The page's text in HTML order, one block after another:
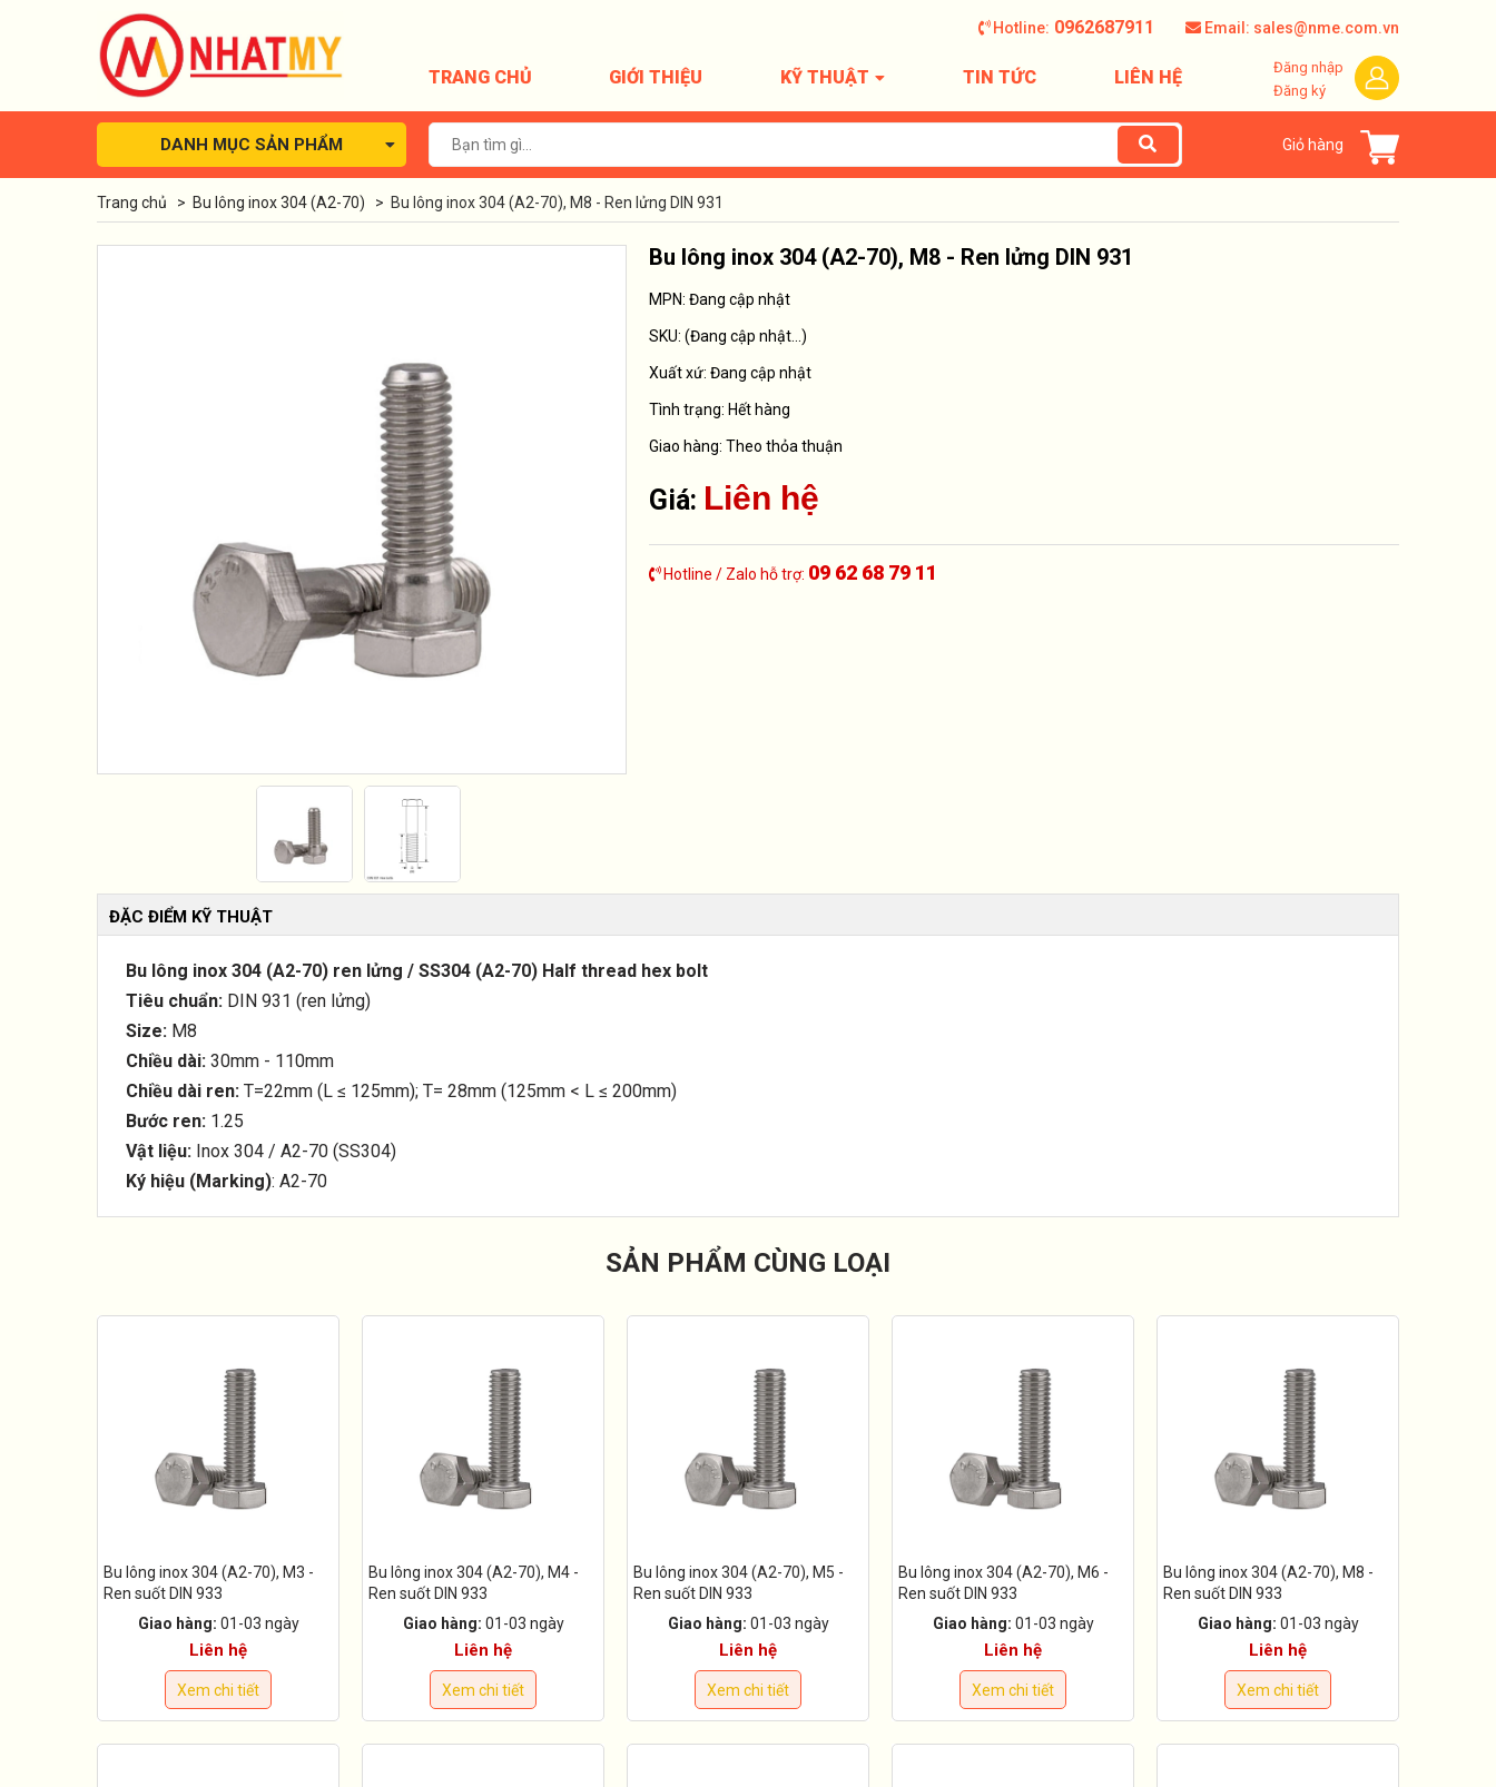
Hotline: 0962687911 Email: sales@nme.com.vn
TRANG CHỦ GIỚI THIỆU KỸ THUẬT TIN TỨC LIÊN HỆ
Đăng nhập
Đăng ký
DANH MỤC SẢN PHẨM Giỏ hàng
Trang chủ > Bu lông inox 304 (A2-70) > Bu lông inox 304 (A2-70), M8 - Ren lửng DIN 931
Bu lông inox 304 (A2-70), M8 - Ren lửng DIN 931
MPN: Đang cập nhật
SKU: (Đang cập nhật...)
Xuất xứ: Đang cập nhật
Tình trạng: Hết hàng
Giao hàng: Theo thỏa thuận
Giá: Liên hệ
Hotline / Zalo hỗ trợ: 09 62 68 79 11
ĐẶC ĐIỂM KỸ THUẬT
Bu lông inox 304 (A2-70) ren lửng / SS304 (A2-70) Half thread hex bolt
Tiêu chuẩn: DIN 931 (ren lửng)
Size: M8
Chiều dài: 30mm - 110mm
Chiều dài ren: T=22mm (L ≤ 125mm); T= 28mm (125mm < L ≤ 200mm)
Bước ren: 1.25
Vật liệu: Inox 304 / A2-70 (SS304)
Ký hiệu (Marking): A2-70
SẢN PHẨM CÙNG LOẠI
Bu lông inox 304 (A2-70), M3 -
Ren suốt DIN 933
Giao hàng: 01-03 ngày
Liên hệ
Xem chi tiết
Bu lông inox 304 (A2-70), M4 -
Ren suốt DIN 933
Giao hàng: 01-03 ngày
Liên hệ
Xem chi tiết
Bu lông inox 304 (A2-70), M5 -
Ren suốt DIN 933
Giao hàng: 01-03 ngày
Liên hệ
Xem chi tiết
Bu lông inox 304 (A2-70), M6 -
Ren suốt DIN 933
Giao hàng: 01-03 ngày
Liên hệ
Xem chi tiết
Bu lông inox 304 (A2-70), M8 -
Ren suốt DIN 933
Giao hàng: 01-03 ngày
Liên hệ
Xem chi tiết